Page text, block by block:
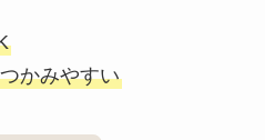
かみやすい